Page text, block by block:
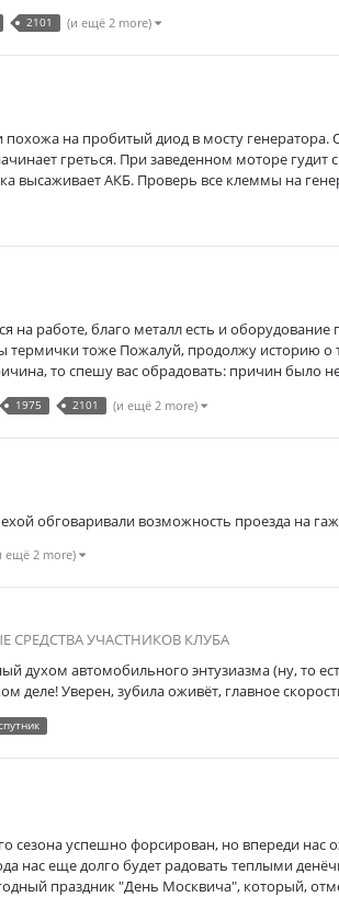
2101 (и ещё 2 more)
на пробитый диод в мосту
греться. При заведенном моторе
высаживает АКБ. Проверь все клеммы на
работе, благо металл есть и оборудование
тоже Пожалуй, продолжу историю о
то спешу вас обрадовать: причин было
1975 2101 (и ещё 2 more)
обговаривали возможность проезда на
ещё 2 more)
СРЕДСТВА УЧАСТНИКОВ КЛУБА
духом автомобильного энтузиазма (ну, то
деле! Уверен, зубила оживёт, главное
сезона успешно форсирован, но впереди
нас еще долго будет радовать теплыми
праздник "День Москвича", который,